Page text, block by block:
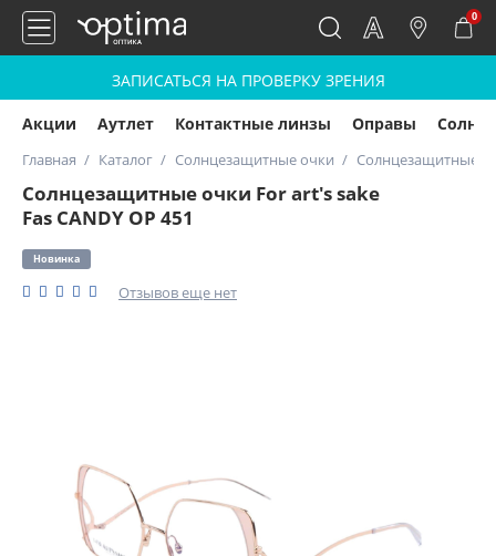
0
ЗАПИСАТЬСЯ НА ПРОВЕРКУ ЗРЕНИЯ
Акции Аутлет Контактные линзы Оправы
Главная Каталог Солнцезащитные очки Солнцезащитные
Солнцезащитные очки For art's sake
Fas CANDY OP 451
Новинка
Отзывов еще нет